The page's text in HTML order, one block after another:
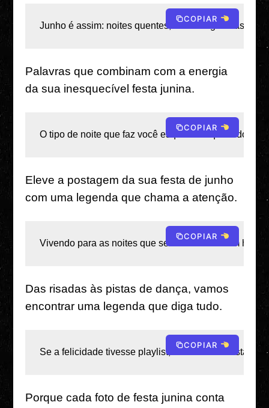
Junho é assim: noites quentes, bebidas geladas e
COPIAR
Palavras que combinam com a energia
da sua inesquecível festa junina.
O tipo de noite que faz você esquecer o que é dormir!
COPIAR
Eleve a postagem da sua festa de junho
com uma legenda que chama a atenção.
Vivendo para as noites que se transformam em
COPIAR
Das risadas às pistas de dança, vamos
encontrar uma legenda que diga tudo.
Se a felicidade tivesse playlist, seria o som desta
COPIAR
Porque cada foto de festa junina conta